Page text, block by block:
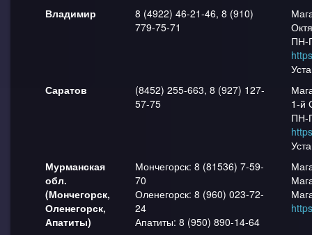
Владимир
8 (4922) 46-21-46, 8 (910)
779-75-71
ПН-
Саратов
(8452) 255-663, 8 (927) 127-
57-75
1-й
ПН-
Мурманская
обл.
(Мончегорск,
Оленегорск,
Апатиты)
Мончегорск: 8 (81536) 7-59-
70
Оленегорск: 8 (960) 023-72-
24
Апатиты: 8 (950) 890-14-64